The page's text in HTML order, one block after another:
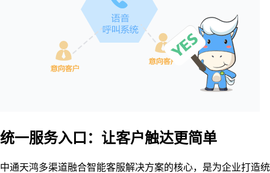
统一服务入口：让客户触达更简单
中通天鸿多渠道融合智能客服解决方案的核心，是为企业打造统